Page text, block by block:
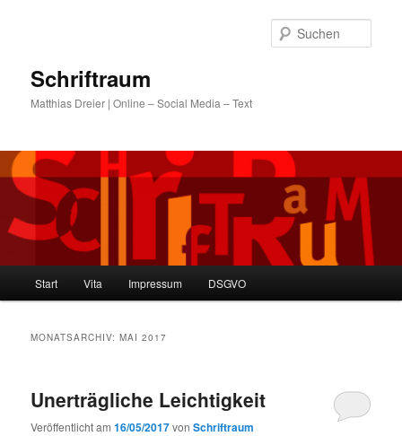
Schriftraum
Matthias Dreier | Online – Social Media – Text
Start Vita Impressum DSGVO
MONATSARCHIV:MAI 2017
Unerträgliche Leichtigkeit
Veröffentlicht am16/05/2017vonSchriftraum